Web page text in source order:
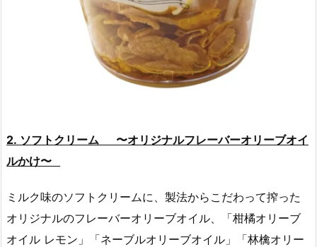
2. ソフトクリーム 〜オリジナルフレーバーオリーブオイ
ルかけ〜
ミルク味のソフトクリームに、製法からこだわって搾った
オリジナルのフレーバーオリーブオイル、「柑橘オリーブ
オイル レモン」「ネーブルオリーブオイル」「林檎オリー